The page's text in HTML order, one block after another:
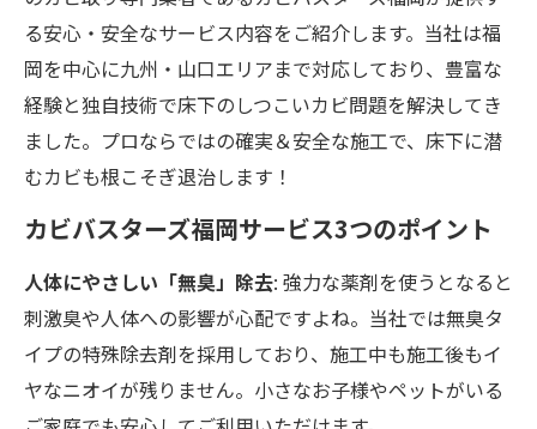
る安心・安全なサービス内容をご紹介します。当社は福
岡を中心に九州・山口エリアまで対応しており、豊富な
経験と独自技術で床下のしつこいカビ問題を解決してき
ました。プロならではの確実＆安全な施工で、床下に潜
むカビも根こそぎ退治します！
カビバスターズ福岡サービス3つのポイント
人体にやさしい「無臭」除去: 強力な薬剤を使うとなると
刺激臭や人体への影響が心配ですよね。当社では無臭タ
イプの特殊除去剤を採用しており、施工中も施工後もイ
ヤなニオイが残りません。小さなお子様やペットがいる